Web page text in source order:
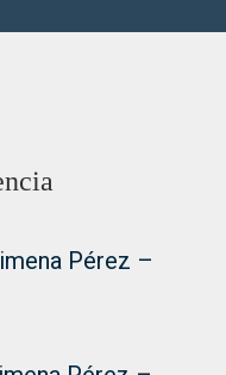
Pérez –